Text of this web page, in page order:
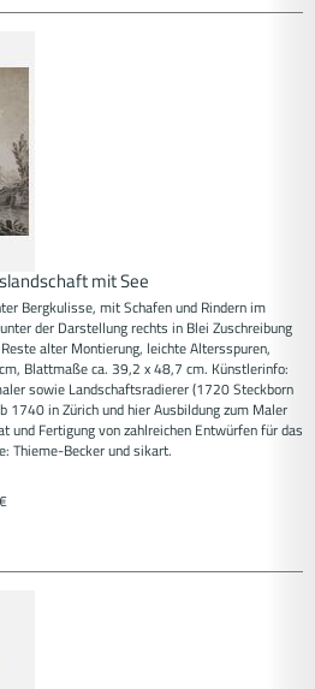
mit See
Bergkulisse, mit Schafen und Rindern im
der Darstellung rechts in Blei Zuschreibung
alter Montierung, leichte Altersspuren,
Blattmaße ca. 39,2 x 48,7 cm. Künstlerinfo:
sowie Landschaftsradierer (1720 Steckborn
1740 in Zürich und hier Ausbildung zum Maler
und Fertigung von zahlreichen Entwürfen für das
Thieme-Becker und sikart.